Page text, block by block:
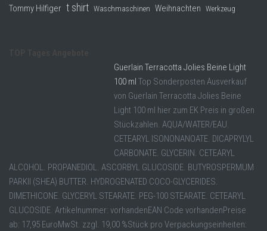
Tommy Hilfiger t shirt Waschmaschinen Weihnachten Werkzeug
Guerlain Terracotta Jolies Beine Light
100 ml Top Sonderposten Ausverkauf
von Guerlain Terracotta Jolies Beine
Light 100 ml hier zum EK Preis in großen
Stückzahlen. AQUA/WATER/EAU.
CETEARYL ISONONANOATE. DICAPRYLYL
CARBONATE. GLYCERIN. CETEARYL
ALCOHOL. PROPANEDIOL. ASCORBYL GLUCOSIDE. BUTYROSPERMUM
PARKII (SHEA) BUTTER. HYDROGENATED COCO-GLYCERIDES.
DIMETHICONE. GLYCERYL STEARATE. PEG-100 STEARATE. CETEARYL
GLUCOSIDE. Artikelnummer: vorhandenEAN Code vorhandenPreise
ab: 17,95 EuroMwSt. zzgl. 19,00 %Stück pro Verpackungseinheiten: